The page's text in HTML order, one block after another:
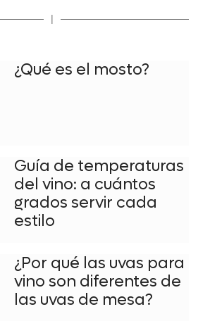
|
¿Qué es el mosto?
Guía de temperaturas
del vino: a cuántos
grados servir cada
estilo
¿Por qué las uvas para
vino son diferentes de
las uvas de mesa?